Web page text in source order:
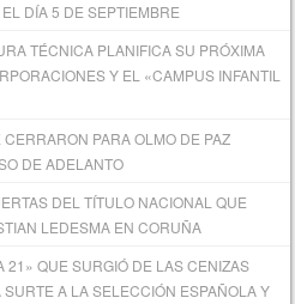
DÍA 5 DE SEPTIEMBRE
TÉCNICA PLANIFICA SU PRÓXIMA
Y EL «CAMPUS INFANTIL
PARA OLMO DE PAZ
DE ADELANTO
DEL TÍTULO NACIONAL QUE
LEDESMA EN CORUÑA
QUE SURGIÓ DE LAS CENIZAS
A LA SELECCIÓN ESPAÑOLA Y